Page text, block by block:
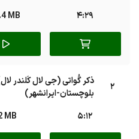
4:29
MB
2
ذکر گُواتی (جی لال کَلندر
بلوچستان-ایرانشهر)
5:12
MB